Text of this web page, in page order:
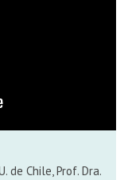
de Chile, Prof. Dra.